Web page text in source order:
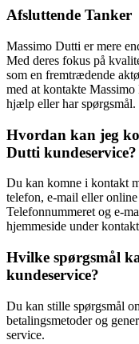
Afsluttende Tanker
Massimo Dutti er mere
Med deres fokus på
som en fremtrædende
med at kontakte
hjælp eller har spørgsmål.
Hvordan kan jeg
Dutti kundeservice?
Du kan komne i kontakt
telefon, e-mail eller
Telefonnummeret og e-
hjemmeside under
Hvilke spørgsmål
kundeservice?
Du kan stille spørgsmål
betalingsmetoder og
service.